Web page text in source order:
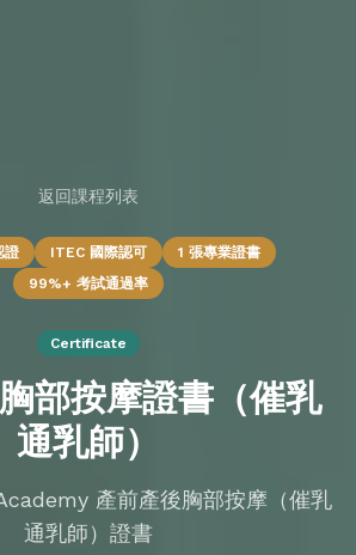
返回課程列表
證 ITEC 國際認可
1 張專業證書
99%+ 考試通過率
Certificate
部按摩證書（催乳
通乳師）
產前產後胸部按摩（催乳
通乳師）證書